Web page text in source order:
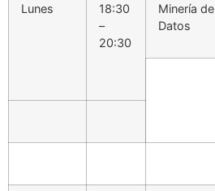
Lunes
18:30
–
20:30
Minería de
Datos